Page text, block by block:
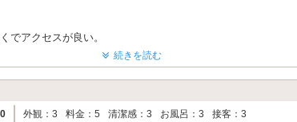
でアクセスが良い。
りそのついでに寄るのもアリ。
ため車通りが多く
しいかもしれない。
ーバーと入浴剤バーがあって選ぶの楽しい。
続きを読む
のうち3
外観：3 料金：5 清潔感：3 お風呂：3 接客：3